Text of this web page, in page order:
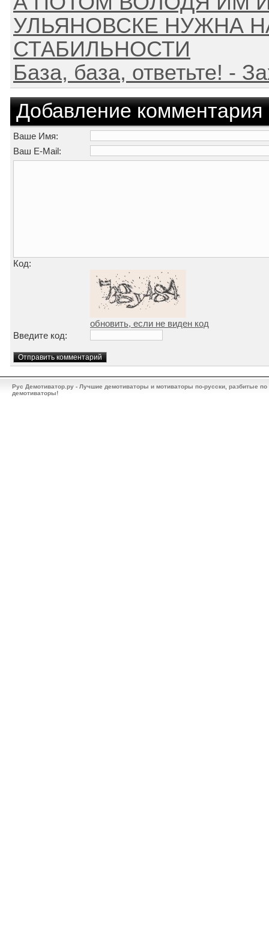
УЛЬЯНОВСКЕ НУЖНА
СТАБИЛЬНОСТИ
База, база, ответьте! -
Добавление комментария
Ваше Имя:
Ваш E-Mail:
Код:
обновить, если не виден код
Введите код:
Рус Демотиватор.ру - Лучшие демотиваторы и мотиваторы по-русски, разбитые
демотиваторы!